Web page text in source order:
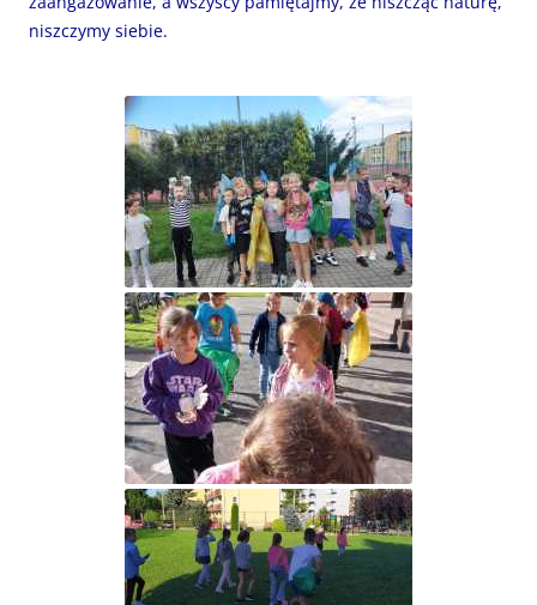
niszczymy siebie.